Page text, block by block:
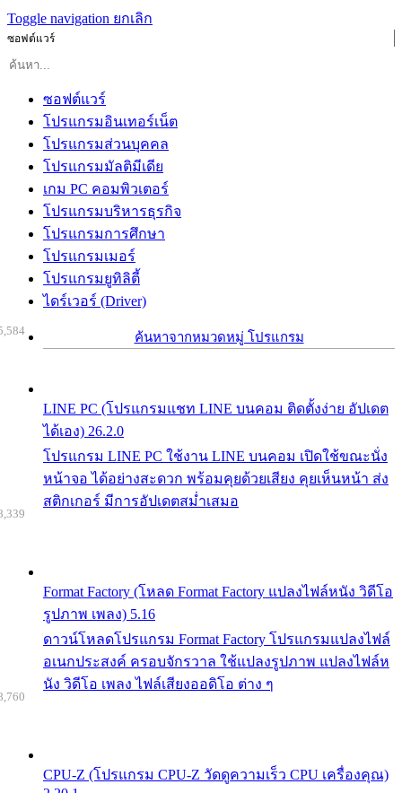
Toggle navigation ยกเลิก
ซอฟต์แวร์
ซอฟต์แวร์
โปรแกรมอินเทอร์เน็ต
โปรแกรมส่วนบุคคล
โปรแกรมมัลติมีเดีย
เกม PC คอมพิวเตอร์
โปรแกรมบริหารธุรกิจ
โปรแกรมการศึกษา
โปรแกรมเมอร์
โปรแกรมยูทิลิตี้
ไดร์เวอร์ (Driver)
ค้นหาจากหมวดหมู่ โปรแกรม
LINE PC (โปรแกรมแชท LINE บนคอม ติดตั้งง่าย อัปเดต
ได้เอง) 26.2.0
โปรแกรม LINE PC ใช้งาน LINE บนคอม เปิดใช้ขณะนั่ง
หน้าจอ ได้อย่างสะดวก พร้อมคุยด้วยเสียง คุยเห็นหน้า ส่ง
สติกเกอร์ มีการอัปเดตสม่ำเสมอ
Format Factory (โหลด Format Factory แปลงไฟล์หนัง วิดีโอ
รูปภาพ เพลง) 5.16
ดาวน์โหลดโปรแกรม Format Factory โปรแกรมแปลงไฟล์
อเนกประสงค์ ครอบจักรวาล ใช้แปลงรูปภาพ แปลงไฟล์ห
นัง วิดีโอ เพลง ไฟล์เสียงออดิโอ ต่าง ๆ
CPU-Z (โปรแกรม CPU-Z วัดดูความเร็ว CPU เครื่องคุณ)